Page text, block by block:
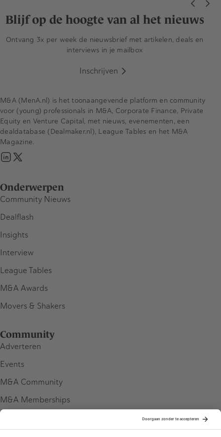
Blijf op de hoogte van al het nieuws
Ontvang 3x per week de nieuwsbrief met artikelen, deals en
interviews in je mailbox
Inschrijven
Onderwerpen
Community Nieuws
Dealflash
Insights
Interview
League Tables
M&A Awards
Movers & Shakers
Community
Adverteren
Events
M&A Community
M&A Memberships
M&A (MenA.nl) is het toonaangevende platform en community
voor (young) professionals in M&A, Corporate Finance, Private
Equity en Venture Capital, met nieuws, evenementen, een
dealdatabase (Dealmaker.nl), League Tables en het M&A
Magazine.